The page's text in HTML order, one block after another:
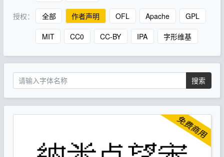
授权： 全部 作者声明 OFL Apache GPL
MIT CC0 CC-BY IPA 字形维基
搜索